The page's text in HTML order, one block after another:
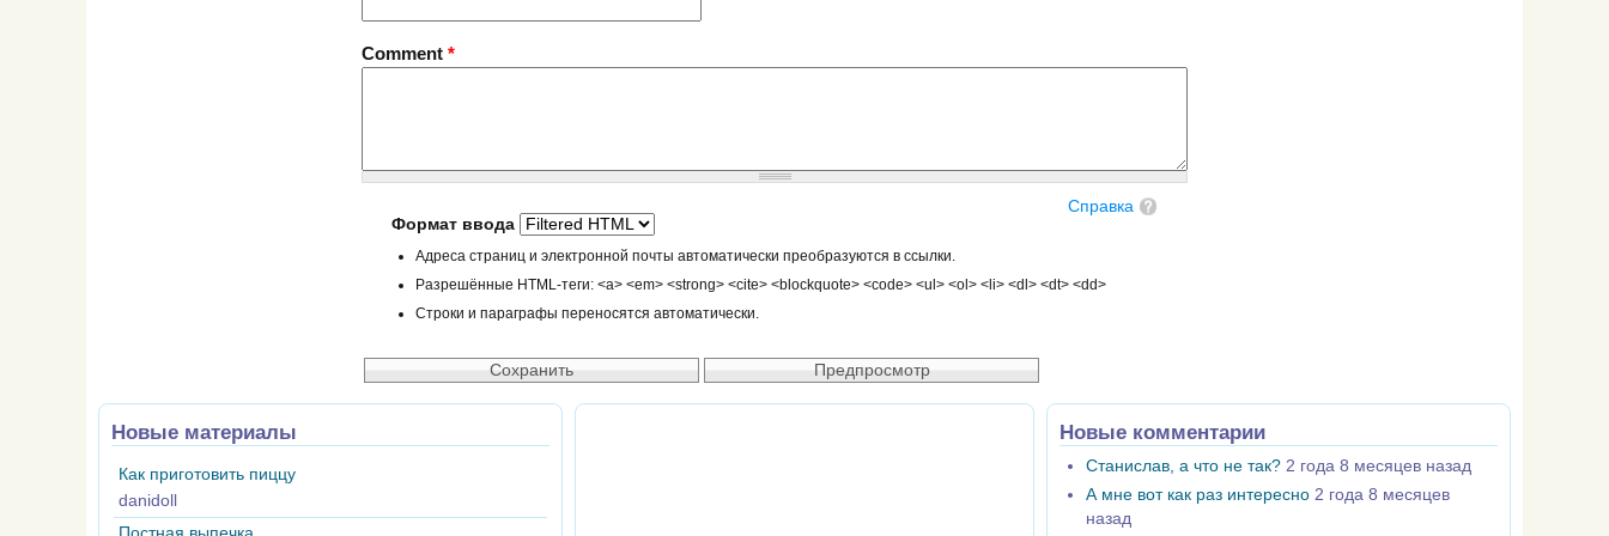
Comment *
Справка
Формат ввода
Адреса страниц и электронной почты автоматически преобразуются в ссылки.
Разрешённые HTML-теги: <a> <em> <strong> <cite> <blockquote> <code> <ul> <ol> <li> <dl> <dt> <dd>
Строки и параграфы переносятся автоматически.
Новые материалы
Как приготовить пиццу
danidoll
Новые комментарии
Станислав, а что не так? 2 года 8 месяцев назад
А мне вот как раз интересно 2 года 8 месяцев
назад